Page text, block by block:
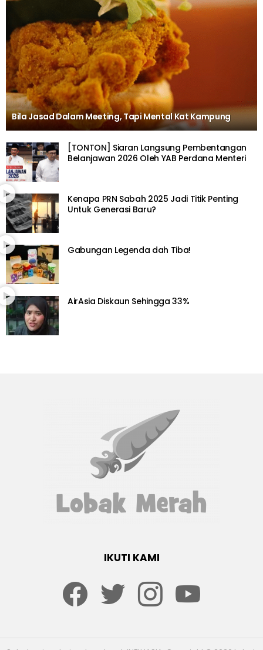
Bila Jasad Dalam Meeting, Tapi Mental Kat Kampung
[TONTON] Siaran Langsung Pembentangan
Belanjawan 2026 Oleh YAB Perdana Menteri
Kenapa PRN Sabah 2025 Jadi Titik Penting
Untuk Generasi Baru?
Gabungan Legenda dah Tiba!
AirAsia Diskaun Sehingga 33%
IKUTI KAMI